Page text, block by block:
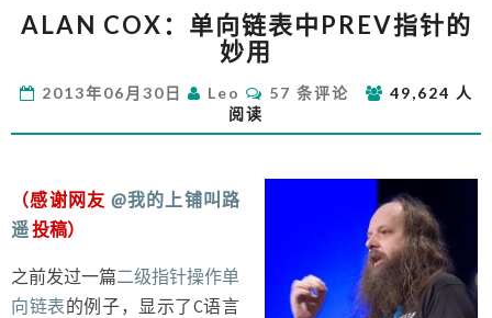
COX：
单
链
表
ALAN COX：单向链表中PREV指针的
妙用
2013年06月30日 Leo
评
论
57 条评论
49,624 人
阅读
（感谢网友 @我的上铺叫路
遥投稿）
之前发过一篇二级指针操作单
向链表的例子，显示了C语言